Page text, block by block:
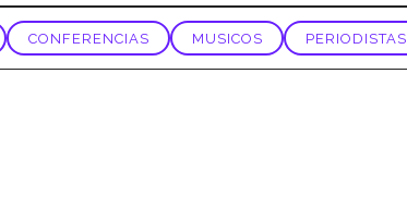
CONFERENCIAS MUSICOS PERIODISTAS